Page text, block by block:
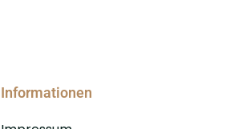
Informationen